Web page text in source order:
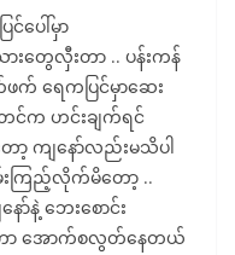
ပေါ်မှာ
းတွေလှီးတာ .. ပန်းကန်
က် ရေကပြင်မှာဆေး
င်က ဟင်းချက်ရင်
ကျနော်လည်းမသိပါ
ကြည့်လိုက်မိတော့ ..
နဲ့ ဘေးစောင်း
တာ အောက်စလွတ်နေတယ်